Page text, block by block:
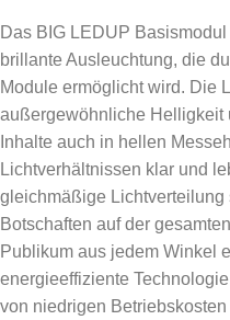
Das BIG LEDUP
brillante Ausleuchtung, die
Module ermöglicht wird. Die
außergewöhnliche Helligkeit
Inhalte auch in hellen
Lichtverhältnissen klar und
gleichmäßige Lichtverteilung
Botschaften auf der
Publikum aus jedem Winkel
energieeffiziente
von niedrigen